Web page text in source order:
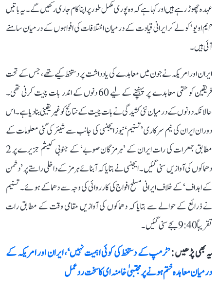
عہدہ چھوڑ رہے ہیں اور کہا ہے کہ وہ پوری مکمل طور پر اپنا کام جاری رکھیں گے۔ یہ باتیں
’ایم او یو‘ کو لے کر ایرانی قیادت کے درمیان اختلافات کی افواہوں کے درمیان سامنے
آئی ہیں۔
ایران اور امریکہ نے جون میں معاہدے کی یادداشت پر دستخط کیے تھے، جس کے تحت
فریقین کو حتمی معاہدے پر پہنچنے کے لیے 60 دنوں کے اندر بات چیت کرنی تھی۔
حالانکہ دونوں کے درمیان نئی کشیدگی نے بات چیت کے نتائج کو غیر یقینی بنا دیا ہے۔ اس
دوران ایران کی نیم سرکاری ’تسنیم‘ نیوز ایجنسی کی جانب سے شیئر کی گئی معلومات کے
مطابق جمعرات کی رات ایران کے ’ہرمزگان صوبے‘ کے جنوبی کیشم جزیرے پر 2
دھماکوں کی آوازیں سنی گئیں۔ ایجنسی نے بتایا کہ آبنائے ہرمز کے داخلی راستے پر ’دشمن
کے اہداف‘ کے خلاف ایرانی مسلح افواج کی کارروائی کی وجہ سے دھماکے ہوئے۔ تسنیم
نے ذرائع کے حوالے سے بتایا کہ دھماکوں کی آوازیں مقامی وقت کے مطابق رات
تقریباً 9:40 بجے سنی گئیں۔
یہ بھی پڑھیں :’ٹرمپ کے دستخط کی کوئی اہمیت نہیں‘، ایران اور امریکہ کے
درمیان معاہدہ ختم ہونے پر مجتبیٰ خامنہ ای کا سخت ردعمل